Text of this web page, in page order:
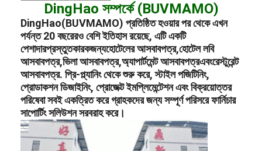
DingHao সম্পর্কে (BUVMAMO)
DingHao(BUVMAMO) প্রতিষ্ঠিত হওয়ার পর থেকে এখন
পর্যন্ত 20 বছরেরও বেশি ইতিহাস রয়েছে, এটি একটি
পেশাদারপ্রস্তুতকারকজন্যহোটেলের আসবাবপত্র,হোটেল লবি
আসবাবপত্র,ভিলা আসবাবপত্র,অ্যাপার্টমেন্ট আসবাবপত্রএবংরেস্টুরেন্ট
আসবাবপত্র. প্রি-প্ল্যানিং থেকে শুরু করে, স্টাইল পজিটিনিং,
প্রোডাকশন ডিজাইনিং, প্রোজেক্ট ইমপ্লিমেন্টেশন এবং বিক্রয়োত্তর
পরিষেবা সবই একত্রিত করে গ্রাহকদের জন্য সম্পূর্ণ পরিসরে ফার্নিচার
সাপোর্টিং সলিউশন সরবরাহ করে।